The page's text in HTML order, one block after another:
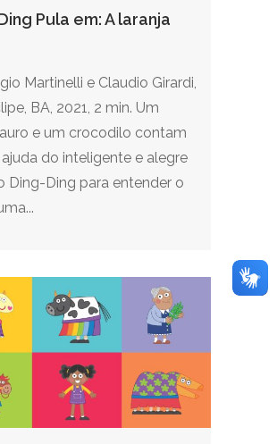
Pula em: A laranja
Martinelli e Claudio Girardi,
BA, 2021, 2 min. Um
e um crocodilo contam
do inteligente e alegre
Ding-Ding para entender o